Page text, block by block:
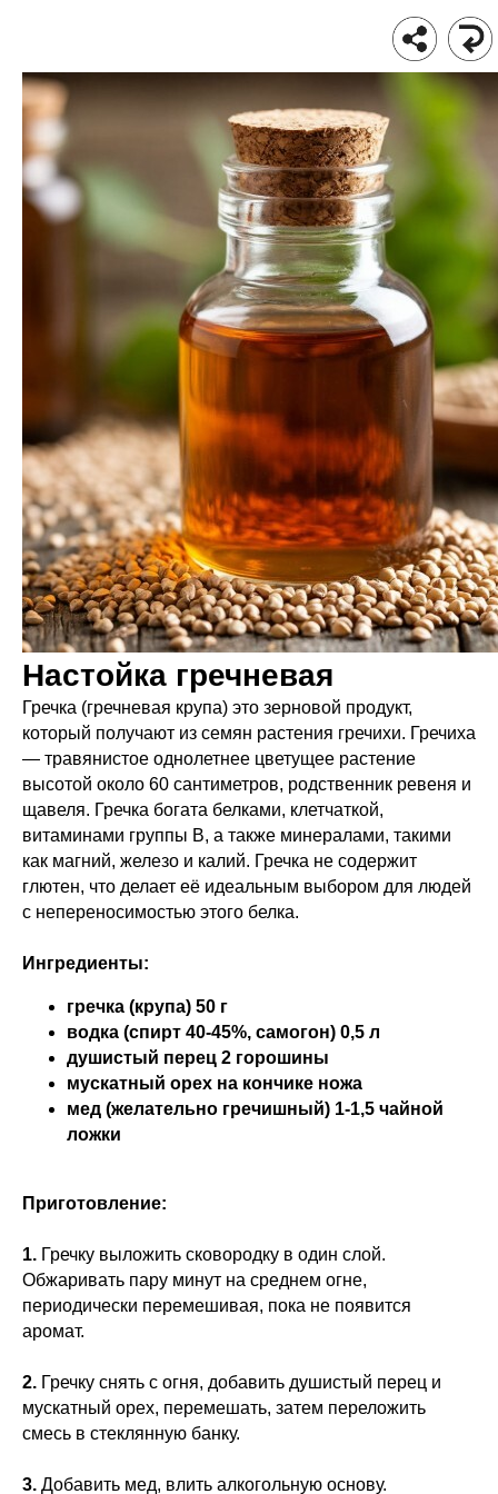
Настойка гречневая
Гречка (гречневая крупа) это зерновой продукт,
который получают из семян растения гречихи. Гречиха
— травянистое однолетнее цветущее растение
высотой около 60 сантиметров, родственник ревеня и
щавеля. Гречка богата белками, клетчаткой,
витаминами группы B, а также минералами, такими
как магний, железо и калий. Гречка не содержит
глютен, что делает её идеальным выбором для людей
с непереносимостью этого белка.
Ингредиенты:
гречка (крупа) 50 г
водка (спирт 40-45%, самогон) 0,5 л
душистый перец 2 горошины
мускатный орех на кончике ножа
мед (желательно гречишный) 1-1,5 чайной
ложки
Приготовление:
1. Гречку выложить сковородку в один слой.
Обжаривать пару минут на среднем огне,
периодически перемешивая, пока не появится
аромат.
2. Гречку снять с огня, добавить душистый перец и
мускатный орех, перемешать, затем переложить
смесь в стеклянную банку.
3. Добавить мед, влить алкогольную основу.